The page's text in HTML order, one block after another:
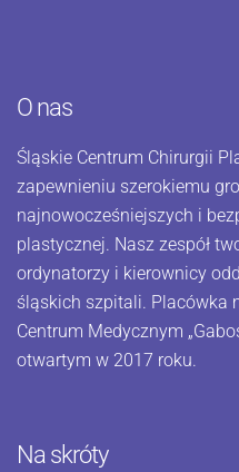
O nas
Śląskie Centrum Chirurgii
zapewnieniu szerokiemu
najnowocześniejszych i
plastycznej. Nasz zespół
ordynatorzy i kierownicy
śląskich szpitali. Placówka
Centrum Medycznym
otwartym w 2017 roku.
Na skróty